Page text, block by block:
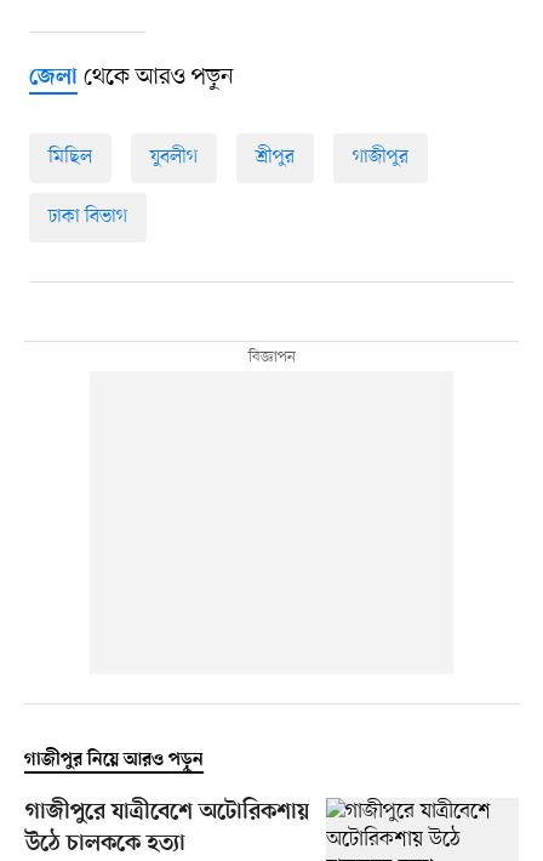
জেলাথেকে আরও পড়ুন
মিছিল যুবলীগ শ্রীপুর গাজীপুর
ঢাকা বিভাগ
গাজীপুর নিয়ে আরও পড়ুন
গাজীপুরে যাত্রীবেশে অটোরিকশায়
উঠে চালককে হত্যা